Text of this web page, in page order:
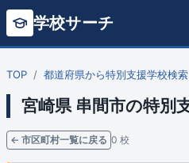
学校サーチ
TOP 都道府県から特別支援学校検索
宮崎県 串間市の特別
← 市区町村一覧に戻る 0 校